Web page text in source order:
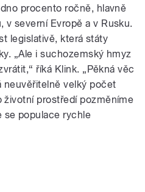
procento ročně, hlavně
v severní Evropě a v Rusku.
legislativě, která státy
„Ale i suchozemský hmyz
říká Klink. „Pěkná věc
neuvěřitelně velký počet
životní prostředí pozměníme
se populace rychle